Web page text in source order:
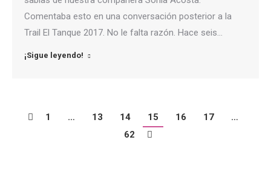
Comentaba esto en una conversación posterior a la
Trail El Tanque 2017. No le falta razón. Hace seis…
¡Sigue leyendo!
1 … 13 14 15 16 17
…
62